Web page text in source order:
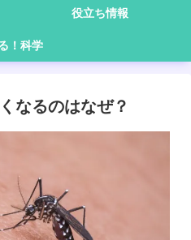
役立ち情報
！科学
なるのはなぜ？